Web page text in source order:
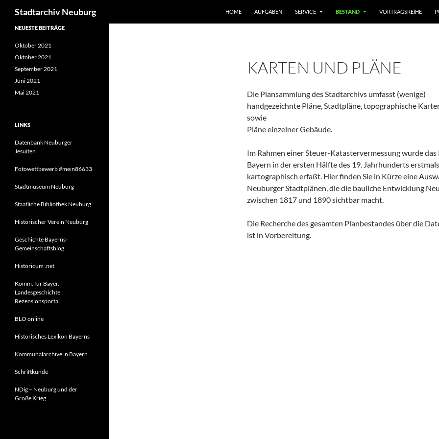
Zum
Stadtarchiv Neuburg HOME AUFGABEN SERVICE BESTAND VORTRAGSREIHE
KARTEN UND PLÄNE
Die Plansammlung des Stadtarchivs umfasst (wenige)
handgezeichnte Pläne, Stadtpläne, topographische
sowie
Pläne einzelner Gebäude.
Im Rahmen einer Steuer-Katastervermessung wurde
Bayern in der ersten Hälfte des 19. Jahrhunderts erstmals
kartographisch erfaßt. Hier finden Sie in Kürze eine
Neuburger Stadtplänen, die die bauliche Entwicklung
zwischen 1817 und 1890 sichtbar macht.
Die Recherche des gesamten Planbestandes über die
ist in Vorbereitung.
NEUESTE BEITRÄGE
Oktober 2021
Oktober 2021
September 2021
Juni 2021
Mai 2021
LINKS
Datenbank Neuburger
Jesuiten
Fotowettbewerb #mein86633
Stadtmuseum Neuburg
Staatliche Bibliothek Neuburg
Historischer Verein Neuburg
Geschichte Bayerns-
Gemeinschaftsblog
Historicum .net
Komm. für Bayer.
Landesgeschichte
Rezensionsportal
BLO online
Historisches Lexikon Bayerns
Kommunalarchive in Bayern
Schriftkunde
NDig – Neuburg und der
Große Krieg